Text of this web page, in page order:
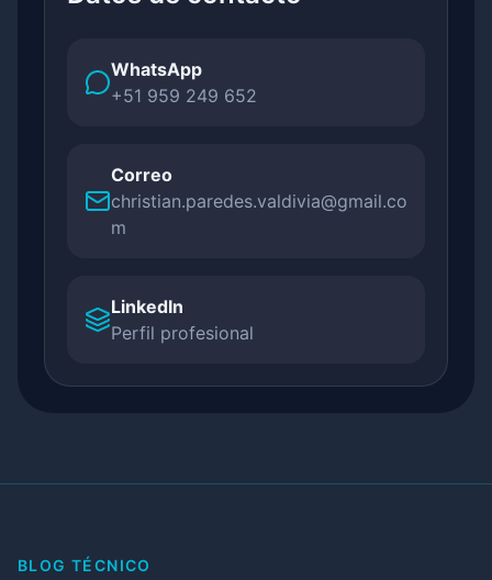
WhatsApp
+51 959 249 652
Correo
christian.paredes.valdivia@gmail.co
m
LinkedIn
Perfil profesional
BLOG TÉCNICO